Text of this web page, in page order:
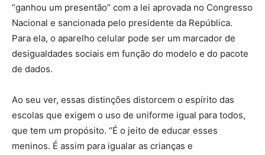
“ganhou um presentão” com a lei aprovada no Congresso
Nacional e sancionada pelo presidente da República.
Para ela, o aparelho celular pode ser um marcador de
desigualdades sociais em função do modelo e do pacote
de dados.
Ao seu ver, essas distinções distorcem o espírito das
escolas que exigem o uso de uniforme igual para todos,
que tem um propósito. “É o jeito de educar esses
meninos. É assim para igualar as crianças e